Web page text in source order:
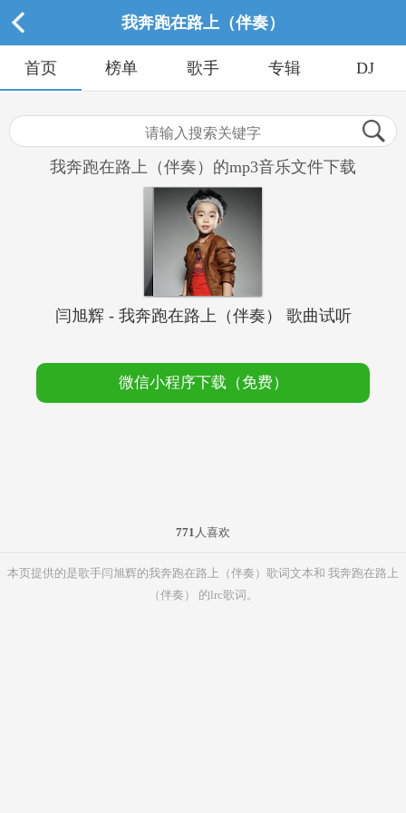
我奔跑在路上（伴奏）
首页 榜单 歌手 专辑 DJ
我奔跑在路上（伴奏）的mp3音乐文件下载
闫旭辉 - 我奔跑在路上（伴奏） 歌曲试听
微信小程序下载（免费）
771 人喜欢
本页提供的是歌手闫旭辉的我奔跑在路上（伴奏）歌词文本和 我奔跑在路上
（伴奏） 的lrc歌词。